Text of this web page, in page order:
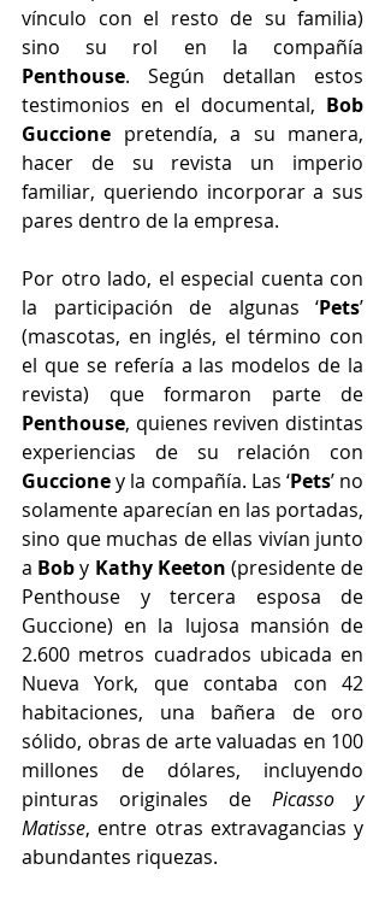
vínculo con el resto de su familia)
Penthouse. Según detallan estos
testimonios en el documental, Bob
Guccione pretendía, a su manera,
hacer de su revista un imperio
familiar, queriendo incorporar a sus
pares dentro de la empresa.
Por otro lado, el especial cuenta con
la participación de algunas ‘Pets’
(mascotas, en inglés, el término con
el que se refería a las modelos de la
Penthouse, quienes reviven distintas
Guccione y la compañía. Las ‘Pets’ no
solamente aparecían en las portadas,
sino que muchas de ellas vivían junto
a Bob y Kathy Keeton (presidente de
Penthouse y tercera esposa de
Guccione) en la lujosa mansión de
2.600 metros cuadrados ubicada en
Nueva York, que contaba con 42
habitaciones, una bañera de oro
sólido, obras de arte valuadas en 100
millones de dólares, incluyendo
pinturas originales de Picasso y
Matisse, entre otras extravagancias y
abundantes riquezas.